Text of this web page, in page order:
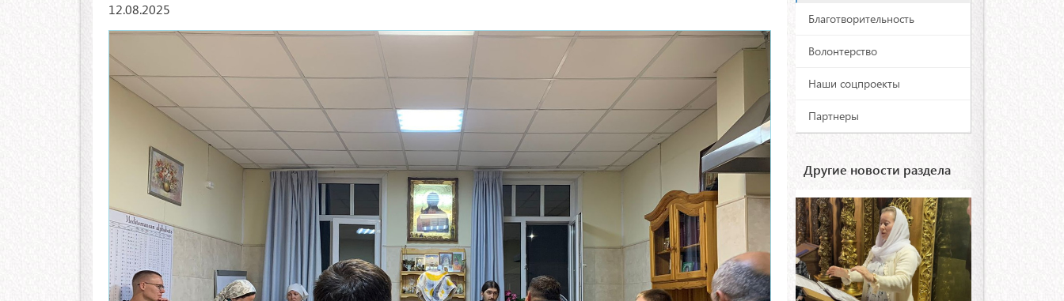
12.08.2025
Благотворительность
Волонтерство
Наши соцпроекты
Партнеры
Другие новости раздела